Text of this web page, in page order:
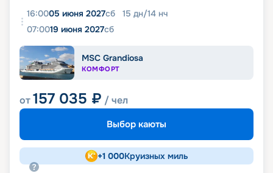
16:0005 июня 2027сб 15 дн/14 нч
07:0019 июня 2027сб
MSC Grandiosa
КОМФОРТ
от157 035 ₽ / чел
Выбор каюты
+1 000Круизных миль